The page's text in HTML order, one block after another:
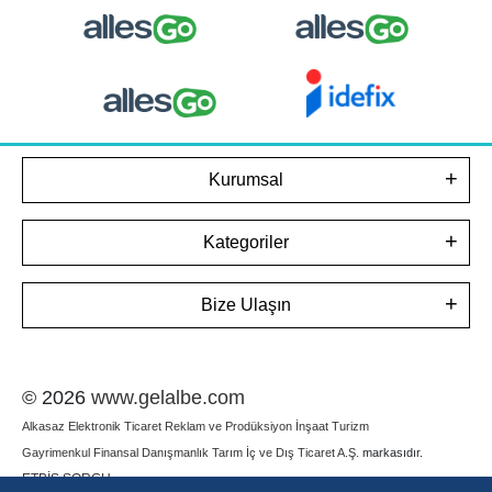
Kurumsal
Kategoriler
Bize Ulaşın
© 2026 www.gelalbe.com
Alkasaz Elektronik Ticaret Reklam ve Prodüksiyon İnşaat Turizm
Gayrimenkul Finansal Danışmanlık Tarım İç ve Dış Ticaret A.Ş. markasıdır.
ETBİS SORGU